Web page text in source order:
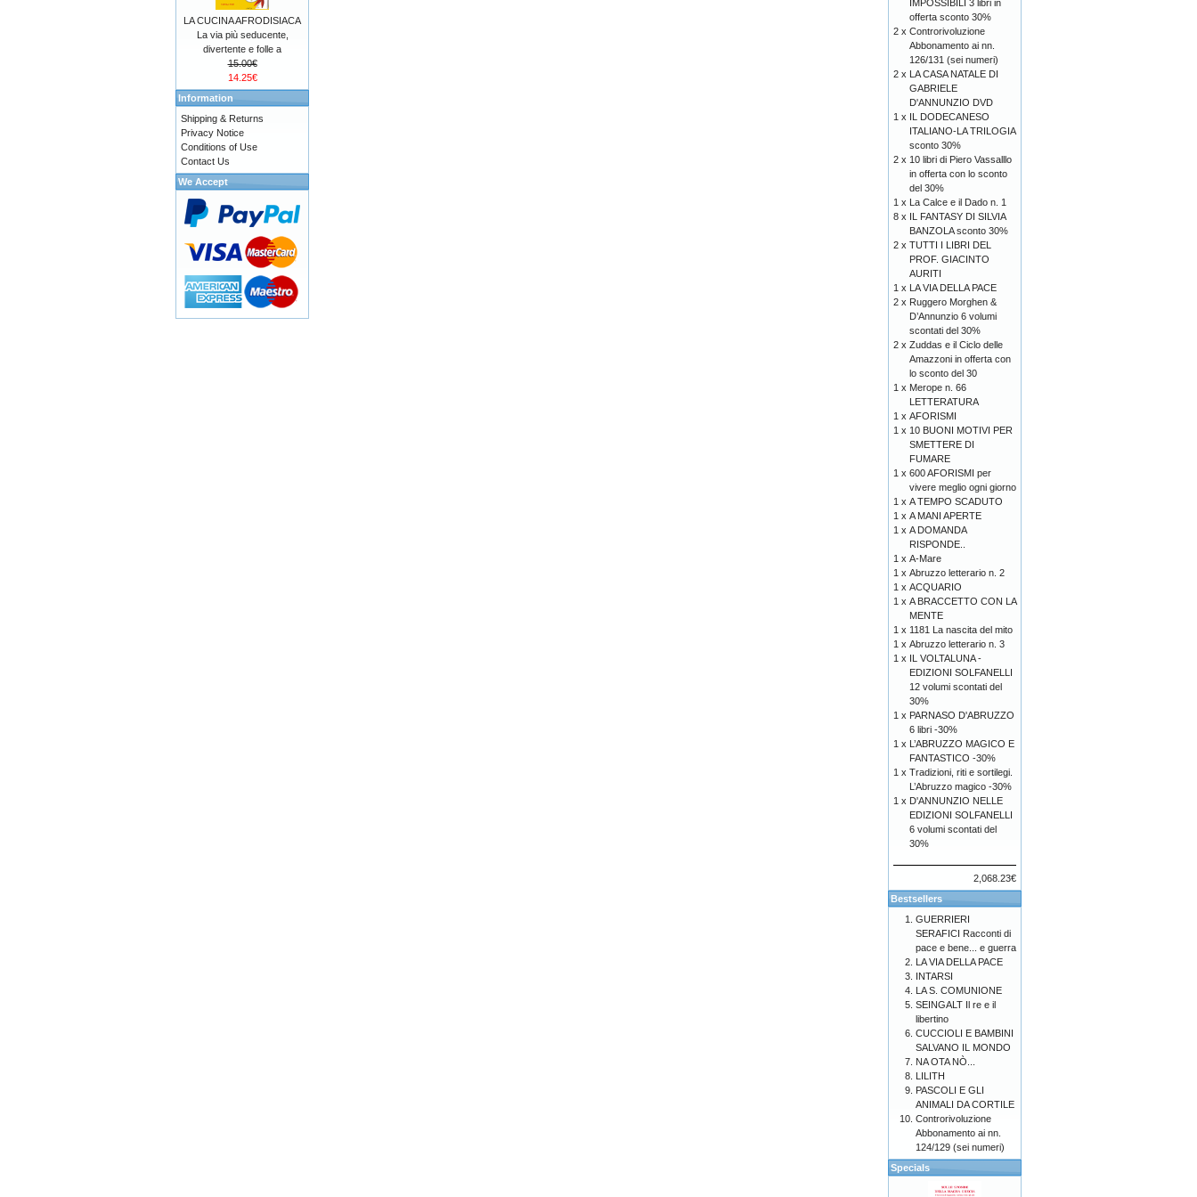
LA CUCINA AFRODISIACA
La via più seducente,
divertente e folle a
15.00€
14.25€
Information
Shipping & Returns
Privacy Notice
Conditions of Use
Contact Us
We Accept
IMPOSSIBILI 3 libri in
offerta sconto 30%
2 x Controrivoluzione
Abbonamento ai nn.
126/131 (sei numeri)
2 x LA CASA NATALE DI
GABRIELE
D'ANNUNZIO DVD
1 x IL DODECANESO
ITALIANO-LA TRILOGIA
sconto 30%
2 x 10 libri di Piero Vassalllo
in offerta con lo sconto
del 30%
1 x La Calce e il Dado n. 1
8 x IL FANTASY DI SILVIA
BANZOLA sconto 30%
2 x TUTTI I LIBRI DEL
PROF. GIACINTO
AURITI
1 x LA VIA DELLA PACE
2 x Ruggero Morghen &
D’Annunzio 6 volumi
scontati del 30%
2 x Zuddas e il Ciclo delle
Amazzoni in offerta con
lo sconto del 30
1 x Merope n. 66
LETTERATURA
1 x AFORISMI
1 x 10 BUONI MOTIVI PER
SMETTERE DI
FUMARE
1 x 600 AFORISMI per
vivere meglio ogni giorno
1 x A TEMPO SCADUTO
1 x A MANI APERTE
1 x A DOMANDA
RISPONDE..
1 x A-Mare
1 x Abruzzo letterario n. 2
1 x ACQUARIO
1 x A BRACCETTO CON LA
MENTE
1 x 1181 La nascita del mito
1 x Abruzzo letterario n. 3
1 x IL VOLTALUNA -
EDIZIONI SOLFANELLI
12 volumi scontati del
30%
1 x PARNASO D'ABRUZZO
6 libri -30%
1 x L’ABRUZZO MAGICO E
FANTASTICO -30%
1 x Tradizioni, riti e sortilegi.
L’Abruzzo magico -30%
1 x D'ANNUNZIO NELLE
EDIZIONI SOLFANELLI
6 volumi scontati del
30%
2,068.23€
Bestsellers
GUERRIERI
SERAFICI Racconti di
pace e bene... e guerra
LA VIA DELLA PACE
INTARSI
LA S. COMUNIONE
SEINGALT Il re e il
libertino
CUCCIOLI E BAMBINI
SALVANO IL MONDO
NA OTA NÒ...
LILITH
PASCOLI E GLI
ANIMALI DA CORTILE
Controrivoluzione
Abbonamento ai nn.
124/129 (sei numeri)
Specials